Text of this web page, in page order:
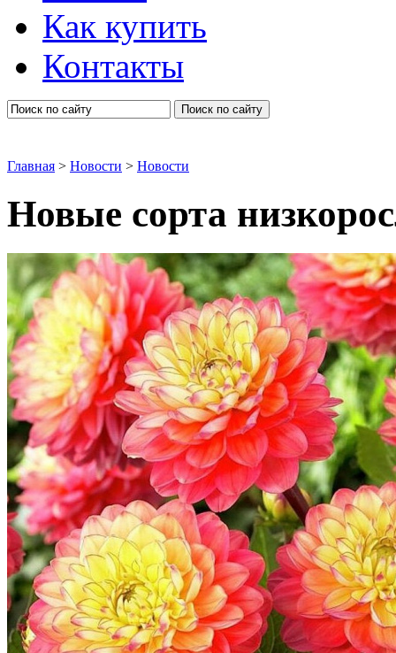
Как купить
Контакты
Поиск по сайту
Главная > Новости > Новости
Новые сорта